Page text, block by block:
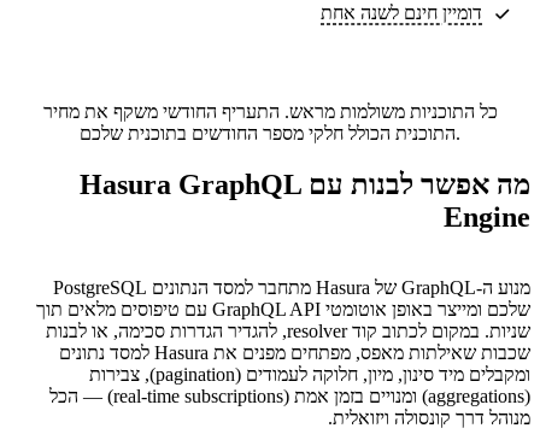
דומיין חינם לשנה אחת
כל התוכניות משולמות מראש. התעריף החודשי משקף את מחיר
התוכנית הכולל חלקי מספר החודשים בתוכנית שלכם.
מה אפשר לבנות עם Hasura GraphQL
Engine
מנוע ה-GraphQL של Hasura מתחבר למסד הנתונים PostgreSQL
שלכם ומייצר באופן אוטומטי GraphQL API עם טיפוסים מלאים תוך
שניות. במקום לכתוב קוד resolver, להגדיר הגדרות סכימה, או לבנות
שכבות שאילתות מאפס, מפתחים מפנים את Hasura למסד נתונים
ומקבלים מיד סינון, מיון, חלוקה לעמודים (pagination), צבירות
(aggregations) ומנויים בזמן אמת (real-time subscriptions) — הכל
מנוהל דרך קונסולה ויזואלית.